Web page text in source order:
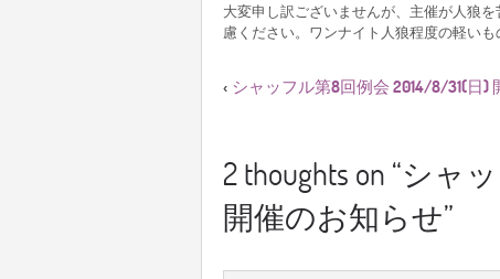
大変申し訳ございませんが、主催が人狼
慮ください。ワンナイト人狼程度の軽い
‹ シャッフル第8回例会 2014/8/31(日)
2 thoughts on “シャ
開催のお知らせ”